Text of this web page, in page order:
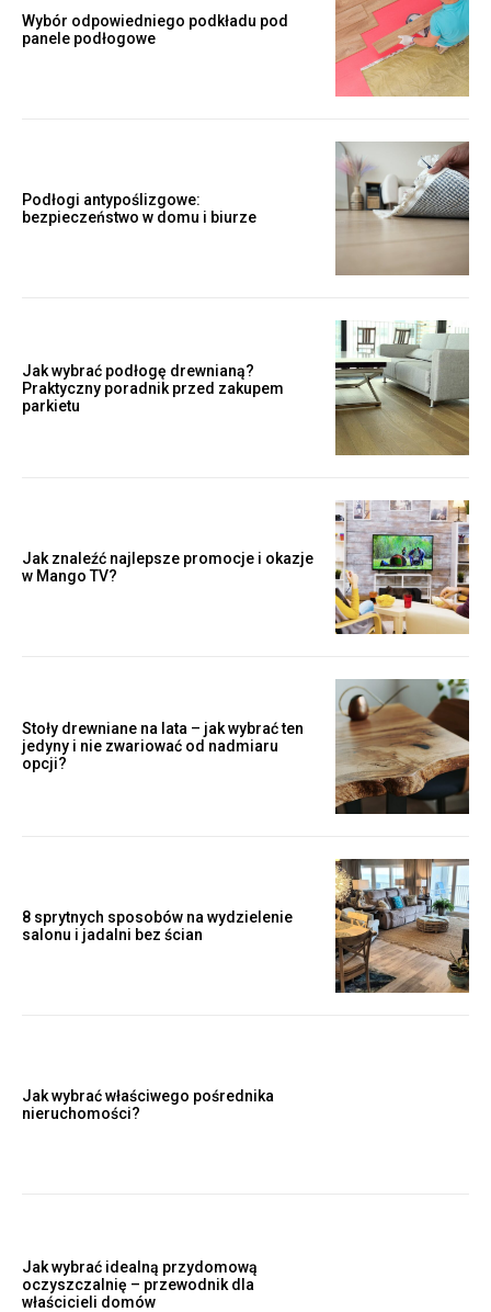
Wybór odpowiedniego podkładu pod
panele podłogowe
Podłogi antypoślizgowe:
bezpieczeństwo w domu i biurze
Jak wybrać podłogę drewnianą?
Praktyczny poradnik przed zakupem
parkietu
Jak znaleźć najlepsze promocje i okazje
w Mango TV?
Stoły drewniane na lata – jak wybrać ten
jedyny i nie zwariować od nadmiaru
opcji?
8 sprytnych sposobów na wydzielenie
salonu i jadalni bez ścian
Jak wybrać właściwego pośrednika
nieruchomości?
Jak wybrać idealną przydomową
oczyszczalnię – przewodnik dla
właścicieli domów